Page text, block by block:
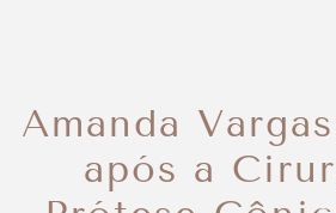
Amanda
após a